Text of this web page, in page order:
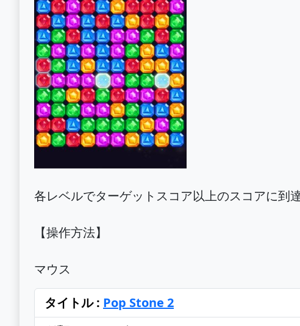
各レベルでターゲットスコア以上のスコアに到
【操作方法】
マウス
タイトル : Pop Stone 2